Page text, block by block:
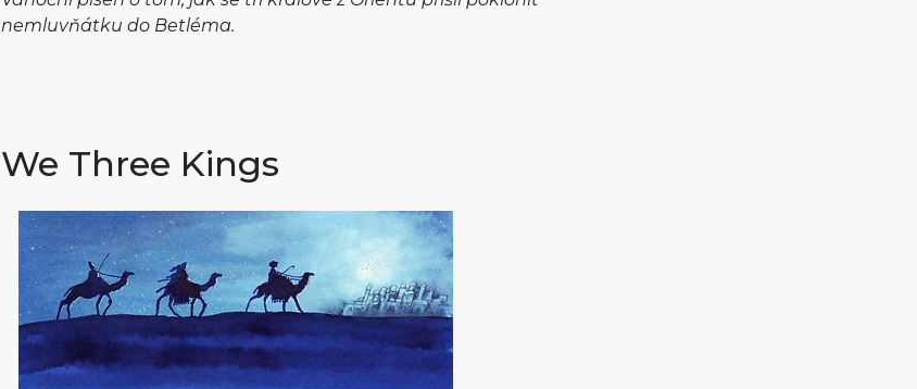
nemluvňátku do Betléma.
We Three Kings